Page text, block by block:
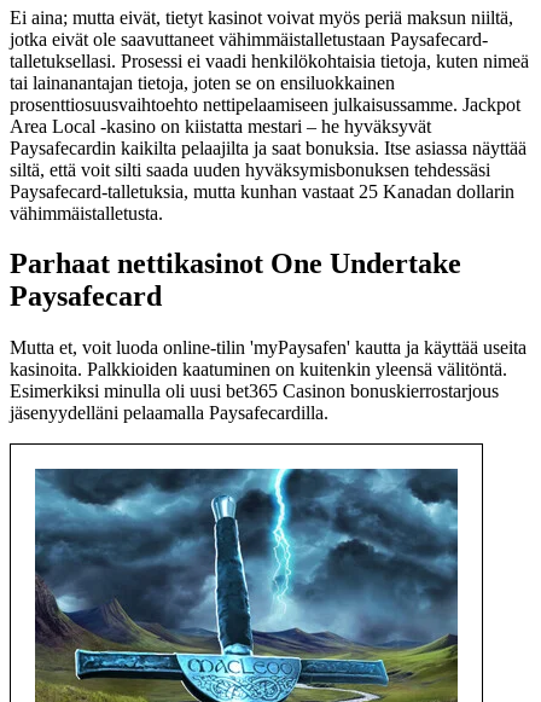
Ei aina; mutta eivät, tietyt kasinot voivat myös periä maksun niiltä, ​​
jotka eivät ole saavuttaneet vähimmäistalletustaan ​​Paysafecard-
talletuksellasi. Prosessi ei vaadi henkilökohtaisia ​​tietoja, kuten nimeä
tai lainanantajan tietoja, joten se on ensiluokkainen
prosenttiosuusvaihtoehto nettipelaamiseen julkaisussamme. Jackpot
Area Local -kasino on kiistatta mestari – he hyväksyvät
Paysafecardin kaikilta pelaajilta ja saat bonuksia. Itse asiassa näyttää
siltä, ​​että voit silti saada uuden hyväksymisbonuksen tehdessäsi
Paysafecard-talletuksia, mutta kunhan vastaat 25 Kanadan dollarin
vähimmäistalletusta.
Parhaat nettikasinot One Undertake
Paysafecard
Mutta et, voit luoda online-tilin 'myPaysafen' kautta ja käyttää useita
kasinoita. Palkkioiden kaatuminen on kuitenkin yleensä välitöntä.
Esimerkiksi minulla oli uusi bet365 Casinon bonuskierrostarjous
jäsenyydelläni pelaamalla Paysafecardilla.